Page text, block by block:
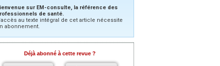
sur EM-consulte, la référence des
de santé.
au texte intégral de cet article nécessite
abonnement.
Déjà abonné à cette revue ?